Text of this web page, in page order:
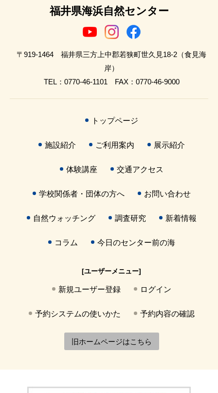
福井県海浜自然センター
〒919-1464 福井県三方上中郡若狭町世久見18-2（食見海
岸）
TEL：0770-46-1101 FAX：0770-46-9000
トップページ
施設紹介 ご利用案内 展示紹介
体験講座 交通アクセス
学校関係者・団体の方へ お問い合わせ
自然ウォッチング 調査研究 新着情報
コラム 今日のセンター前の海
[ユーザーメニュー]
新規ユーザー登録 ログイン
予約システムの使いかた 予約内容の確認
旧ホームページはこちら